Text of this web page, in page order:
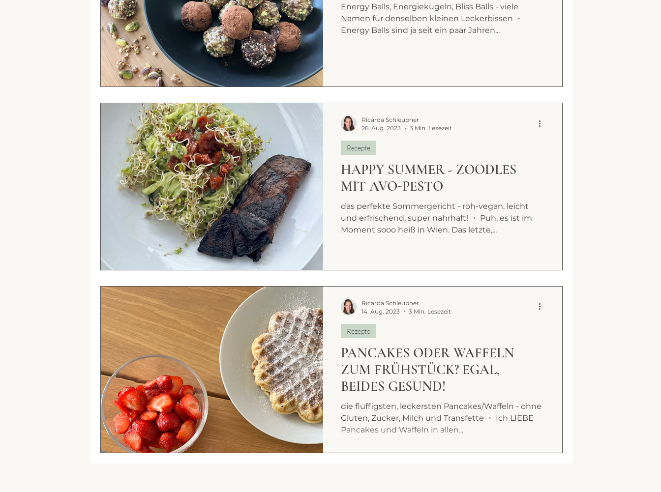
Energy Balls, Energiekugeln, Bliss Balls - viele
Namen für denselben kleinen Leckerbissen ・
Energy Balls sind ja seit ein paar Jahren...
HAPPY SUMMER - ZOODLES
MIT AVO-PESTO
das perfekte Sommergericht - roh-vegan, leicht
und erfrischend, super nahrhaft! ・ Puh, es ist im
Moment sooo heiß in Wien. Das letzte,...
Rezepte
Ricarda Schleupner
26. Aug. 2023
3 Min. Lesezeit
PANCAKES ODER WAFFELN
ZUM FRÜHSTÜCK? EGAL,
BEIDES GESUND!
die fluffigsten, leckersten Pancakes/Waffeln - ohne
Gluten, Zucker, Milch und Transfette ・ Ich LIEBE
Pancakes und Waffeln in allen...
Rezepte
Ricarda Schleupner
14. Aug. 2023
3 Min. Lesezeit